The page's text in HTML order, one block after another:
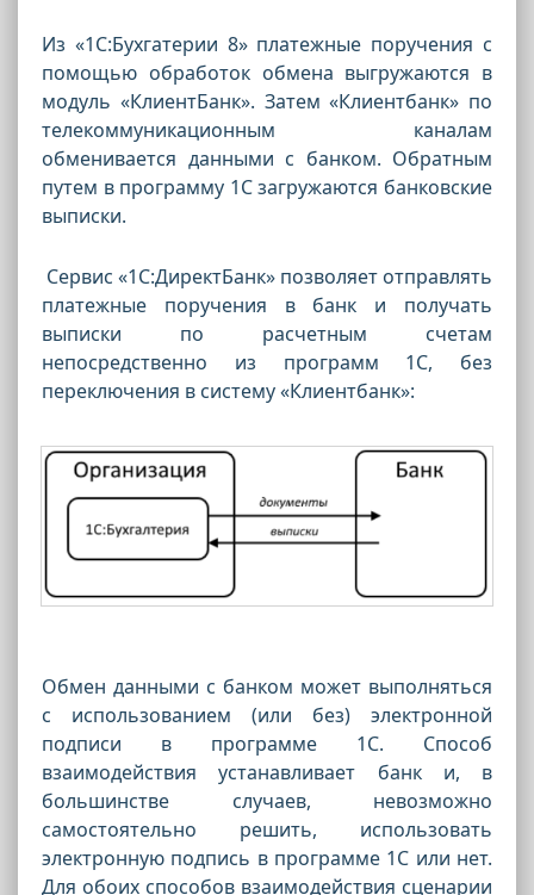
Из «1С:Бухгатерии 8» платежные поручения с
помощью обработок обмена выгружаются в
модуль «КлиентБанк». Затем «Клиентбанк» по
телекоммуникационным каналам
обменивается данными с банком. Обратным
путем в программу 1С загружаются банковские
выписки.
Сервис «1С:ДиректБанк» позволяет отправлять
платежные поручения в банк и получать
выписки по расчетным счетам
непосредственно из программ 1С, без
переключения в систему «Клиентбанк»:
Обмен данными с банком может выполняться
с использованием (или без) электронной
подписи в программе 1С. Способ
взаимодействия устанавливает банк и, в
большинстве случаев, невозможно
самостоятельно решить, использовать
электронную подпись в программе 1С или нет.
Для обоих способов взаимодействия сценарии